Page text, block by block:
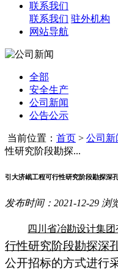
联系我们
联系我们 驻外机构
网站导航
全部
安全生产
公司新闻
公告公示
当前位置： 首页 > 公司新
性研究阶段勘探...
引大济岷工程可行性研究阶段勘探深
发布时间：2021-12-29 浏
四川省冶勘设计集
行性研究阶段勘探深
公开招标的方式进行